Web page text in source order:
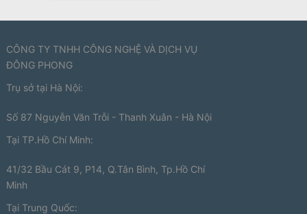
CÔNG TY TNHH CÔNG NGHỆ VÀ DỊCH VỤ
ĐÔNG PHONG
Trụ sở tại Hà Nội:
Số 87 Nguyễn Văn Trỗi - Thanh Xuân - Hà Nội
Tại TP.Hồ Chí Minh:
41/32 Bầu Cát 9, P14, Q.Tân Bình, Tp.Hồ Chí
Minh
Tại Trung Quốc: